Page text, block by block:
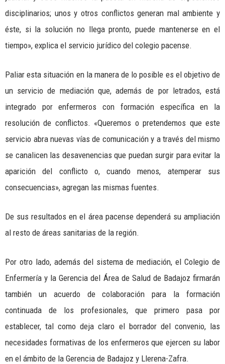
disciplinarios; unos y otros conflictos generan mal ambiente y
éste, si la solución no llega pronto, puede mantenerse en el
tiempo», explica el servicio jurídico del colegio pacense.
Paliar esta situación en la manera de lo posible es el objetivo de
un servicio de mediación que, además de por letrados, está
integrado por enfermeros con formación específica en la
resolución de conflictos. «Queremos o pretendemos que este
servicio abra nuevas vías de comunicación y a través del mismo
se canalicen las desavenencias que puedan surgir para evitar la
aparición del conflicto o, cuando menos, atemperar sus
consecuencias», agregan las mismas fuentes.
De sus resultados en el área pacense dependerá su ampliación
al resto de áreas sanitarias de la región.
Por otro lado, además del sistema de mediación, el Colegio de
Enfermería y la Gerencia del Área de Salud de Badajoz firmarán
también un acuerdo de colaboración para la formación
continuada de los profesionales, que primero pasa por
establecer, tal como deja claro el borrador del convenio, las
necesidades formativas de los enfermeros que ejercen su labor
en el ámbito de la Gerencia de Badajoz y Llerena-Zafra.